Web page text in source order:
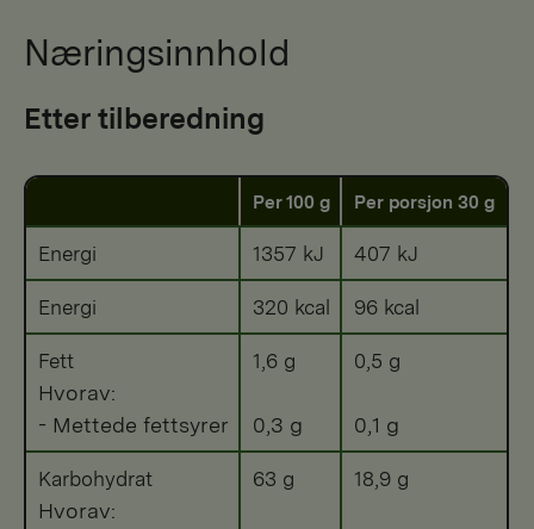
Næringsinnhold
Etter tilberedning
Per 100 g Per porsjon 30 g
Energi 1357 kJ 407 kJ
Energi 320 kcal 96 kcal
Fett
Hvorav:
- Mettede fettsyrer
1,6 g
0,3 g
0,5 g
0,1 g
Karbohydrat
Hvorav:
63 g 18,9 g